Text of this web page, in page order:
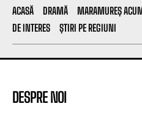
ACASĂ DRAMĂ MARAMUREȘ
DE INTERES
ȘTIRI PE REGIUNI
DESPRE NOI